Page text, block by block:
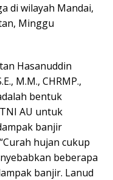
di wilayah Mandai,
Minggu
Hasanuddin
M.M., CHRMP.,
bentuk
AU untuk
banjir
hujan cukup
beberapa
banjir. Lanud